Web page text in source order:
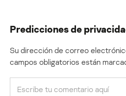
Predicciones de
Su dirección de correo
campos obligatorios están